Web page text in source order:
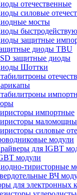
отечественные
силовые
мосты
защитные
диоды TBU
защитные диоды
Шоттки
импортные
силовые
модули
для IGBT
модули
тиристорные
ВЧ
для электронных